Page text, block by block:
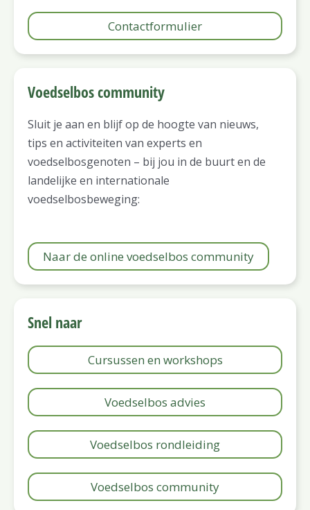
Contactformulier
Voedselbos community
Sluit je aan en blijf op de hoogte van nieuws,
tips en activiteiten van experts en
voedselbosgenoten – bij jou in de buurt en de
landelijke en internationale
voedselbosbeweging:
Naar de online voedselbos community
Snel naar
Cursussen en workshops
Voedselbos advies
Voedselbos rondleiding
Voedselbos community